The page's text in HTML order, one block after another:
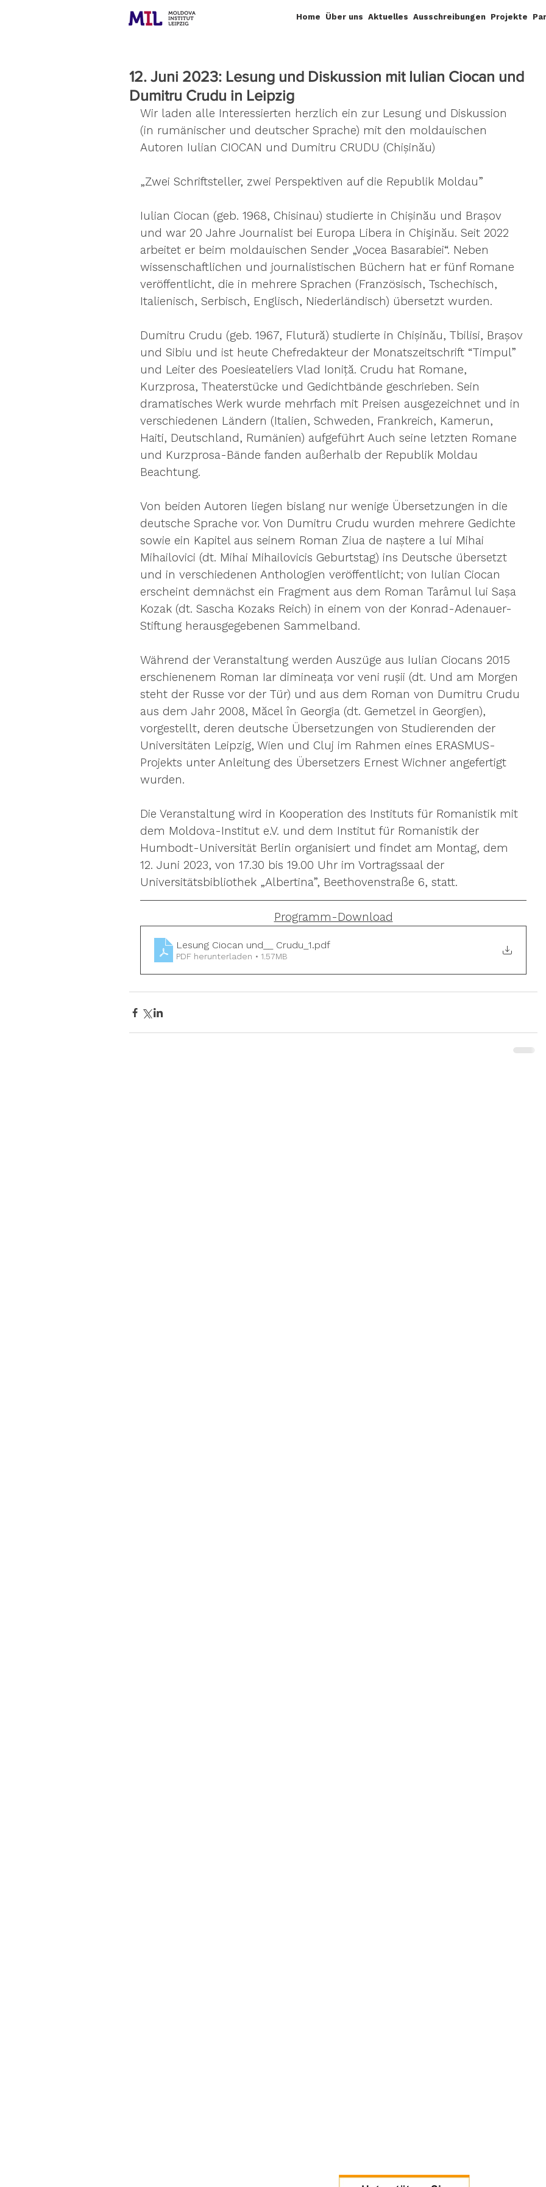
Home Über uns Aktuelles Ausschreibungen Projekte
12. Juni 2023: Lesung und Diskussion mit Iulian Ciocan und
Dumitru Crudu in Leipzig
Wir laden alle Interessierten herzlich ein zur Lesung und Diskussion
(in rumänischer und deutscher Sprache) mit den moldauischen
Autoren Iulian CIOCAN und Dumitru CRUDU (Chișinău)
„Zwei Schriftsteller, zwei Perspektiven auf die Republik Moldau”
Iulian Ciocan (geb. 1968, Chisinau) studierte in Chișinău und Brașov
und war 20 Jahre Journalist bei Europa Libera in Chişinău. Seit 2022
arbeitet er beim moldauischen Sender „Vocea Basarabiei“. Neben
wissenschaftlichen und journalistischen Büchern hat er fünf Romane
veröffentlicht, die in mehrere Sprachen (Französisch, Tschechisch,
Italienisch, Serbisch, Englisch, Niederländisch) übersetzt wurden.
Dumitru Crudu (geb. 1967, Flutură) studierte in Chișinău, Tbilisi, Brașov
und Sibiu und ist heute Chefredakteur der Monatszeitschrift “Timpul”
und Leiter des Poesieateliers Vlad Ioniță. Crudu hat Romane,
Kurzprosa, Theaterstücke und Gedichtbände geschrieben. Sein
dramatisches Werk wurde mehrfach mit Preisen ausgezeichnet und in
verschiedenen Ländern (Italien, Schweden, Frankreich, Kamerun,
Haiti, Deutschland, Rumänien) aufgeführt Auch seine letzten Romane
und Kurzprosa-Bände fanden außerhalb der Republik Moldau
Beachtung.
Von beiden Autoren liegen bislang nur wenige Übersetzungen in die
deutsche Sprache vor. Von Dumitru Crudu wurden mehrere Gedichte
sowie ein Kapitel aus seinem Roman Ziua de naștere a lui Mihai
Mihailovici (dt. Mihai Mihailovicis Geburtstag) ins Deutsche übersetzt
und in verschiedenen Anthologien veröffentlicht; von Iulian Ciocan
erscheint demnächst ein Fragment aus dem Roman Tarâmul lui Sașa
Kozak (dt. Sascha Kozaks Reich) in einem von der Konrad-Adenauer-
Stiftung herausgegebenen Sammelband.
Während der Veranstaltung werden Auszüge aus Iulian Ciocans 2015
erschienenem Roman Iar dimineața vor veni rușii (dt. Und am Morgen
steht der Russe vor der Tür) und aus dem Roman von Dumitru Crudu
aus dem Jahr 2008, Măcel în Georgia (dt. Gemetzel in Georgien),
vorgestellt, deren deutsche Übersetzungen von Studierenden der
Universitäten Leipzig, Wien und Cluj im Rahmen eines ERASMUS-
Projekts unter Anleitung des Übersetzers Ernest Wichner angefertigt
wurden.
Die Veranstaltung wird in Kooperation des Instituts für Romanistik mit
dem Moldova-Institut e.V. und dem Institut für Romanistik der
Humbodt-Universität Berlin organisiert und findet am Montag, dem
12. Juni 2023, von 17.30 bis 19.00 Uhr im Vortragssaal der
Universitätsbibliothek „Albertina”, Beethovenstraße 6, statt.
Programm-Download
Lesung Ciocan und__ Crudu_1.pdf
PDF herunterladen • 1.57MB